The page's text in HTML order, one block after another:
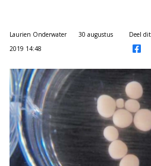
Laurien Onderwater
30 augustus
2019 14:48
Deel